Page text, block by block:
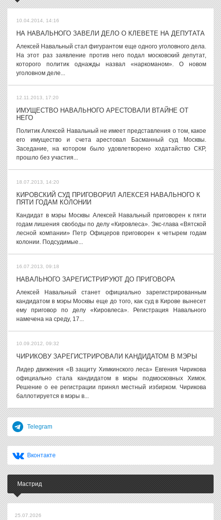
10.04.2014, 14:16
НА НАВАЛЬНОГО ЗАВЕЛИ ДЕЛО О КЛЕВЕТЕ НА ДЕПУТАТА
Алексей Навальный стал фигурантом еще одного уголовного дела.
На этот раз заявление против него подал московский депутат,
которого политик однажды назвал «наркоманом». О новом
уголовном деле...
12.11.2013, 17:20
ИМУЩЕСТВО НАВАЛЬНОГО АРЕСТОВАЛИ ВТАЙНЕ ОТ
НЕГО
Политик Алексей Навальный не имеет представления о том, какое
его имущество и счета арестовал Басманный суд Москвы.
Заседание, на котором было удовлетворено ходатайство СКР,
прошло без участия...
18.07.2013, 14:20
КИРОВСКИЙ СУД ПРИГОВОРИЛ АЛЕКСЕЯ НАВАЛЬНОГО К
ПЯТИ ГОДАМ КОЛОНИИ
Кандидат в мэры Москвы Алексей Навальный приговорен к пяти
годам лишения свободы по делу «Кировлеса». Экс-глава «Вятской
лесной компании» Петр Офицеров приговорен к четырем годам
колонии. Подсудимые...
16.07.2013, 09:18
НАВАЛЬНОГО ЗАРЕГИСТРИРУЮТ ДО ПРИГОВОРА
Алексей Навальный станет официально зарегистрированным
кандидатом в мэры Москвы еще до того, как суд в Кирове вынесет
ему приговор по делу «Кировлеса». Регистрация Навального
намечена на среду, 17...
10.09.2012, 09:32
ЧИРИКОВУ ЗАРЕГИСТРИРОВАЛИ КАНДИДАТОМ В МЭРЫ
Лидер движения «В защиту Химкинского леса» Евгения Чирикова
официально стала кандидатом в мэры подмосковных Химок.
Решение о ее регистрации принял местный избирком. Чирикова
баллотируется в мэры в...
Telegram
Вконтакте
Мастрид
25.07.2026